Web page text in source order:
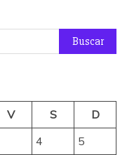
V S
D
4 5